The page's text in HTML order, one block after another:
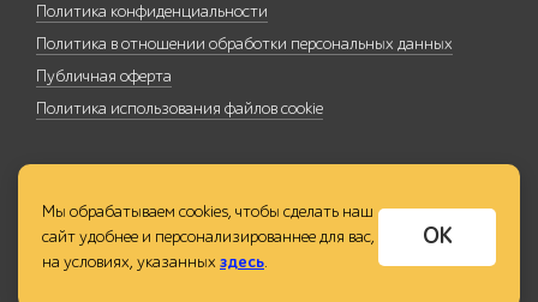
Политика конфиденциальности
Политика в отношении обработки персональных данных
Публичная оферта
Политика использования файлов cookie
Мы обрабатываем cookies, чтобы сделать наш
сайт удобнее и персонализированнее для вас,
на условиях, указанныхздесь.
ОК